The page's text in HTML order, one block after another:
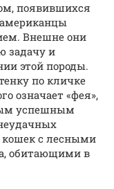
появившихся
американцы
Внешне они
задачу и
этой породы.
по кличке
означает «фея»,
успешным
с лесными
обитающими в